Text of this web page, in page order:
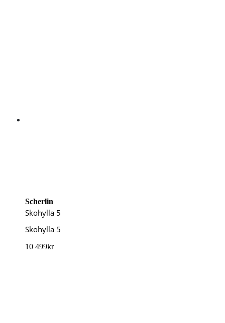
Scherlin
Skohylla 5
Skohylla 5
10 499kr